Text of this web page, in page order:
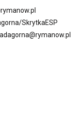
SkrytkaESP